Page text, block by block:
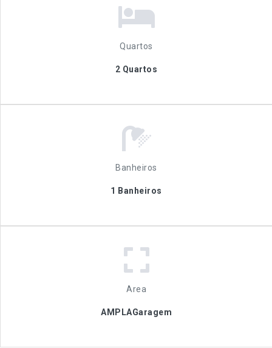
Quartos
2 Quartos
Banheiros
1 Banheiros
Area
AMPLAGaragem